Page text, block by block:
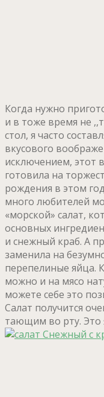
Когда нужно
и в тоже время не
стол, я часто
вкусового
исключением, этот
готовила на
рождения в этом
много любителей
«морской» салат,
основных
и снежный краб. А
заменила на
перепелиные яйца.
можно и на мясо
можете себе это
Салат получится
тающим во рту. Это